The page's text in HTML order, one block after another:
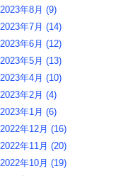
2023年8月 (9)
2023年7月 (14)
2023年6月 (12)
2023年5月 (13)
2023年4月 (10)
2023年2月 (4)
2023年1月 (6)
2022年12月 (16)
2022年11月 (20)
2022年10月 (19)